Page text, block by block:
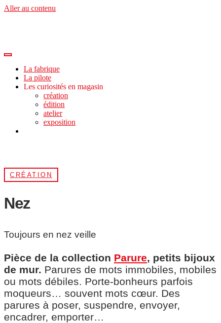
Aller au contenu
La fabrique
La pilote
Les curiosités en magasin
création
édition
atelier
exposition
CRÉATION
Nez
Toujours en nez veille
Pièce de la collection Parure, petits bijoux
de mur. Parures de mots immobiles, mobiles
ou mots débiles. Porte-bonheurs parfois
moqueurs… souvent mots cœur. Des
parures à poser, suspendre, envoyer,
encadrer, emporter…